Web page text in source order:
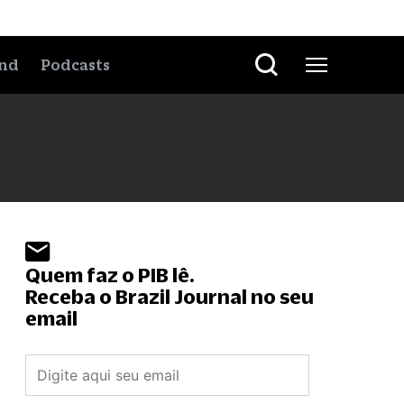
Podcasts
Quem faz o PIB lê.
Receba o Brazil Journal no seu
email